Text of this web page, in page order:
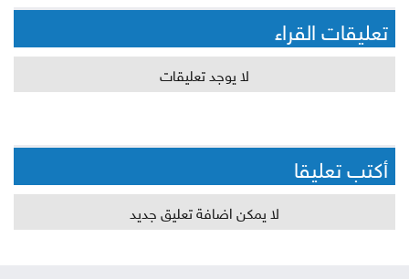
تعليقات القراء
لا يوجد تعليقات
أكتب تعليقا
لا يمكن اضافة تعليق جديد